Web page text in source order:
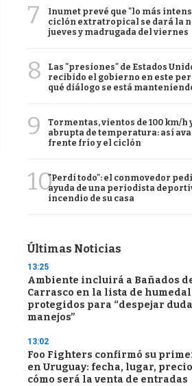
7
Inumet prevé que "lo más
ciclón extratropical se dará la
jueves y madrugada del viernes
8
Las "presiones" de Estados
recibido el gobierno en este
qué diálogo se está
9
Tormentas, vientos de 100 km/h
abrupta de temperatura: así
frente frío y el ciclón
10"Perdí todo": el conmovedor
ayuda de una periodista
incendio de su casa
Últimas Noticias
13:25
Ambiente incluirá a Bañados
Carrasco en la lista de
protegidos para “despejar
manejos”
13:02
Foo Fighters confirmó su
en Uruguay: fecha, lugar,
cómo será la venta de entradas